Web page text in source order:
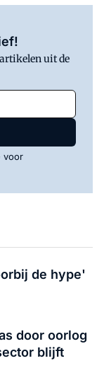
uit de
voor
de hype'
door oorlog
blijft